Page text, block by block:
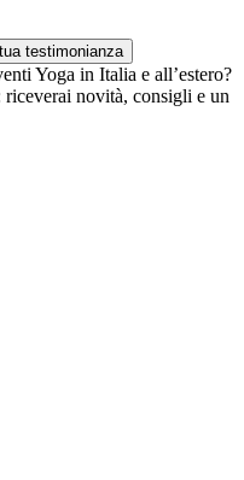
testimonianza
Yoga in Italia e all’estero?
novità, consigli e un